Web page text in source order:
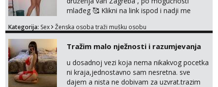
mlađeg 🥰 Klikni na link ispod i nadji me
Kategorija: Sex Ženska osoba traži mušku osobu
Tražim malo nježnosti i razumjevanja
u dosadnoj vezi koja nema nikakvog pocetka
ni kraja,jednostavno sam nesretna. sve
dajem a nista ne dobivam za uzvrat.trazim